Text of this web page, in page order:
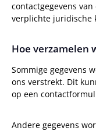
contactgegevens
verplichte juridische
Hoe verzamelen
Sommige gegevens
ons verstrekt. Dit
op een
Andere gegevens